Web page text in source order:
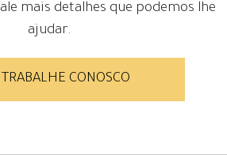
mais detalhes que podemos lhe
ajudar.
TRABALHE CONOSCO